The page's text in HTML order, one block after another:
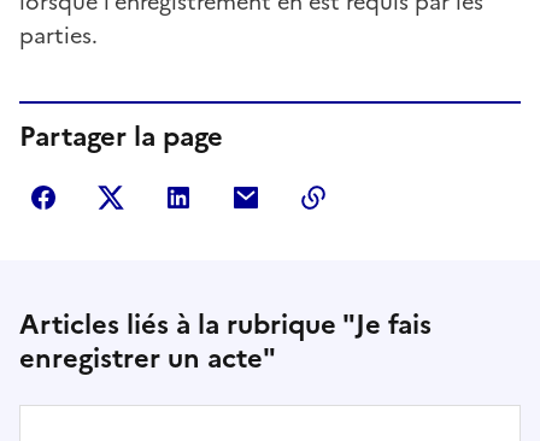
parties.
Partager la page
Partager sur Facebook
Partager sur Twitter
Partager sur LinkedIn
Partager par courriel
Articles liés à la rubrique "Je fais
enregistrer un acte"